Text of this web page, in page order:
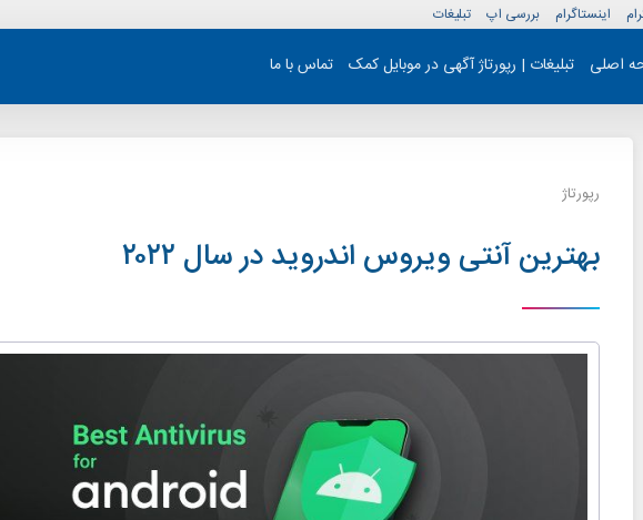
اینستاگرام بررسی اپ تبلیغات
اصلی تبلیغات | رپورتاژ آگهی در موبایل کمک تماس با ما
رپورتاژ
بهترین آنتی ویروس اندروید در سال ۲۰۲۲